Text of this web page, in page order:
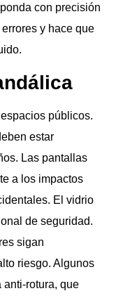
con precisión
y hace que
públicos.
estar
Las pantallas
a los impactos
El vidrio
de seguridad.
sigan
riesgo. Algunos
rotura, que